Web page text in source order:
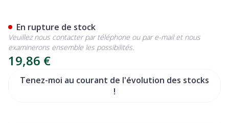
19,86 €
Tenez-moi au courant de l'évolution des stocks
!
En rupture de stock
Veuillez nous contacter par téléphone ou par e-mail et nous
examinerons ensemble les possibilités.